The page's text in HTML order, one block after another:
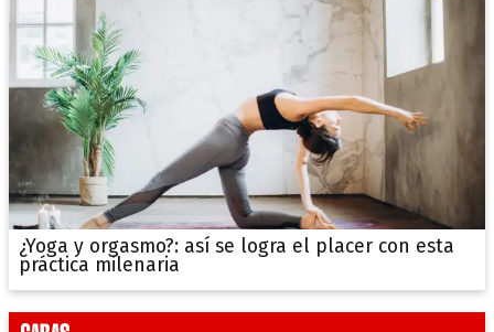
¿Yoga y orgasmo?: así se logra el placer con esta
práctica milenaria